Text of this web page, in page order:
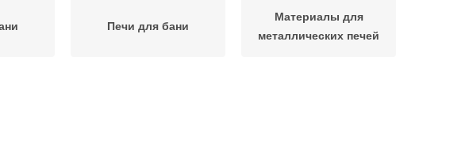
Печи для бани
Материалы для
металлических печей